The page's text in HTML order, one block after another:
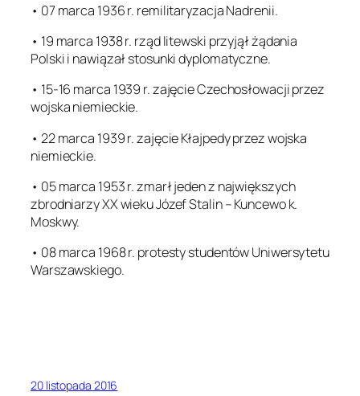
• 07 marca 1936 r. remilitaryzacja Nadrenii.
• 19 marca 1938 r. rząd litewski przyjął żądania
Polski i nawiązał stosunki dyplomatyczne.
• 15-16 marca 1939 r. zajęcie Czechosłowacji przez
wojska niemieckie.
• 22 marca 1939 r. zajęcie Kłajpedy przez wojska
niemieckie.
• 05 marca 1953 r. zmarł jeden z największych
zbrodniarzy XX wieku Józef Stalin – Kuncewo k.
Moskwy.
• 08 marca 1968 r. protesty studentów Uniwersytetu
Warszawskiego.
20 listopada 2016